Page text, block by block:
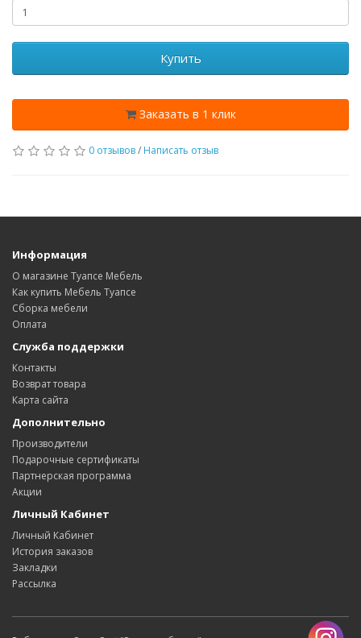
Купить
Заказать в 1 клик
0 отзывов/ Написать отзыв
Информация
О магазине Туапсе Мебель
Как купить Мебель Туапсе
Сборка мебели
Оплата
Служба поддержки
Контакты
Возврат товара
Карта сайта
Дополнительно
Производители
Подарочные сертификаты
Партнерская программа
Акции
Личный Кабинет
Личный Кабинет
История заказов
Закладки
Рассылка